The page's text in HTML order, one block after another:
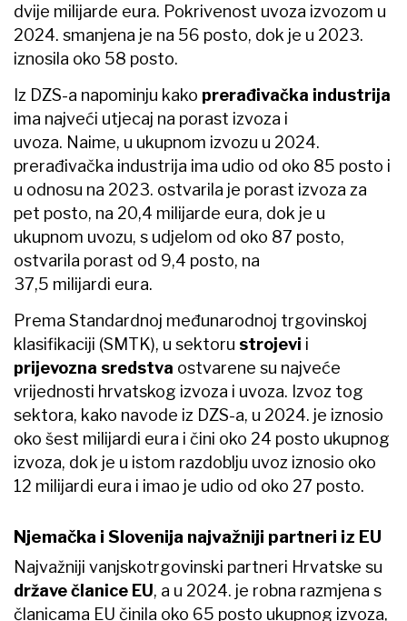
dvije milijarde eura. Pokrivenost uvoza izvozom u
2024. smanjena je na 56 posto, dok je u 2023.
iznosila oko 58 posto.
Iz DZS-a napominju kako prerađivačka industrija
ima najveći utjecaj na porast izvoza i
uvoza. Naime, u ukupnom izvozu u 2024.
prerađivačka industrija ima udio od oko 85 posto i
u odnosu na 2023. ostvarila je porast izvoza za
pet posto, na 20,4 milijarde eura, dok je u
ukupnom uvozu, s udjelom od oko 87 posto,
ostvarila porast od 9,4 posto, na
37,5 milijardi eura.
Prema Standardnoj međunarodnoj trgovinskoj
klasifikaciji (SMTK), u sektoru strojevi i
prijevozna sredstva ostvarene su najveće
vrijednosti hrvatskog izvoza i uvoza. Izvoz tog
sektora, kako navode iz DZS-a, u 2024. je iznosio
oko šest milijardi eura i čini oko 24 posto ukupnog
izvoza, dok je u istom razdoblju uvoz iznosio oko
12 milijardi eura i imao je udio od oko 27 posto.
Njemačka i Slovenija najvažniji partneri iz EU
Najvažniji vanjskotrgovinski partneri Hrvatske su
države članice EU, a u 2024. je robna razmjena s
članicama EU činila oko 65 posto ukupnog izvoza,